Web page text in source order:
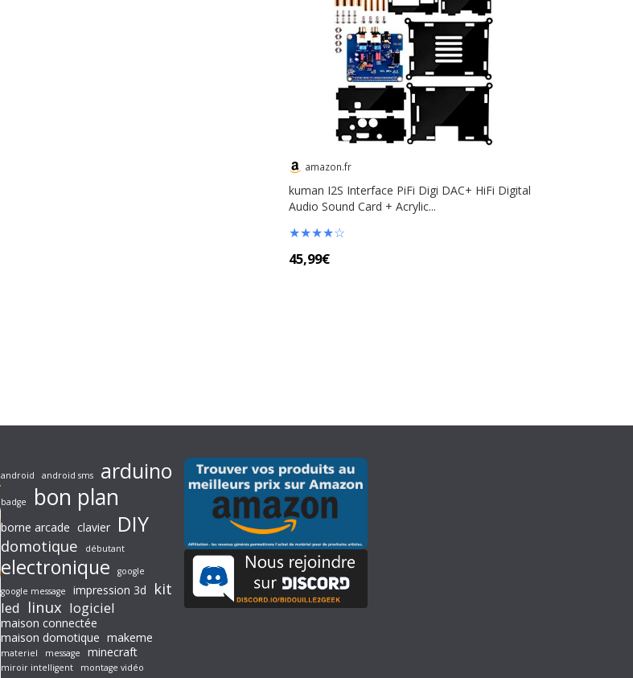
amazon.fr
kuman I2S Interface PiFi Digi DAC+ HiFi Digital
Audio Sound Card + Acrylic...
★★★★☆
45,99€
android android sms arduino
badge bon plan
borne arcade clavier DIY
domotique débutant
electronique
google
google message
impression 3d kit
led linux logiciel
maison connectée
maison domotique makeme
materiel message minecraft
miroir intelligent
montage vidéo